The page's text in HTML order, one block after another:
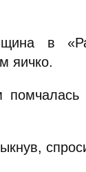
в
яичко.